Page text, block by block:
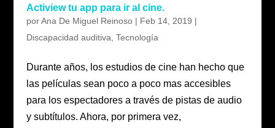
Actiview tu app para ir al cine.
porAna De Miguel Reinoso| Feb 14, 2019 |
Discapacidad auditiva, Tecnología
Durante años, los estudios de cine han hecho que
las películas sean poco a poco mas accesibles
para los espectadores a través de pistas de audio
y subtítulos. Ahora, por primera vez,